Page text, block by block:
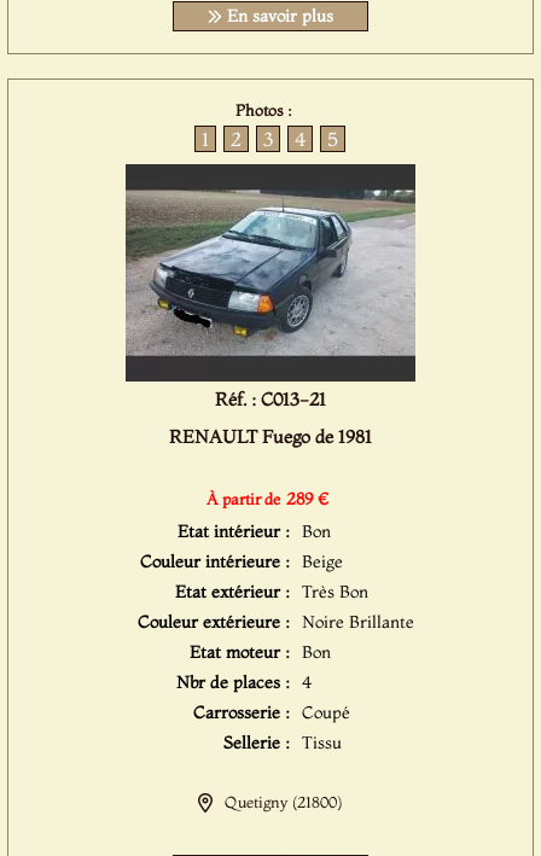
En savoir plus
Photos :
1 2 3 4 5
Réf. : C013-21
RENAULT Fuego de 1981
À partir de 289 €
Etat intérieur : Bon
Couleur intérieure : Beige
Etat extérieur : Très Bon
Couleur extérieure : Noire Brillante
Etat moteur : Bon
Nbr de places : 4
Carrosserie : Coupé
Sellerie : Tissu
Quetigny (21800)